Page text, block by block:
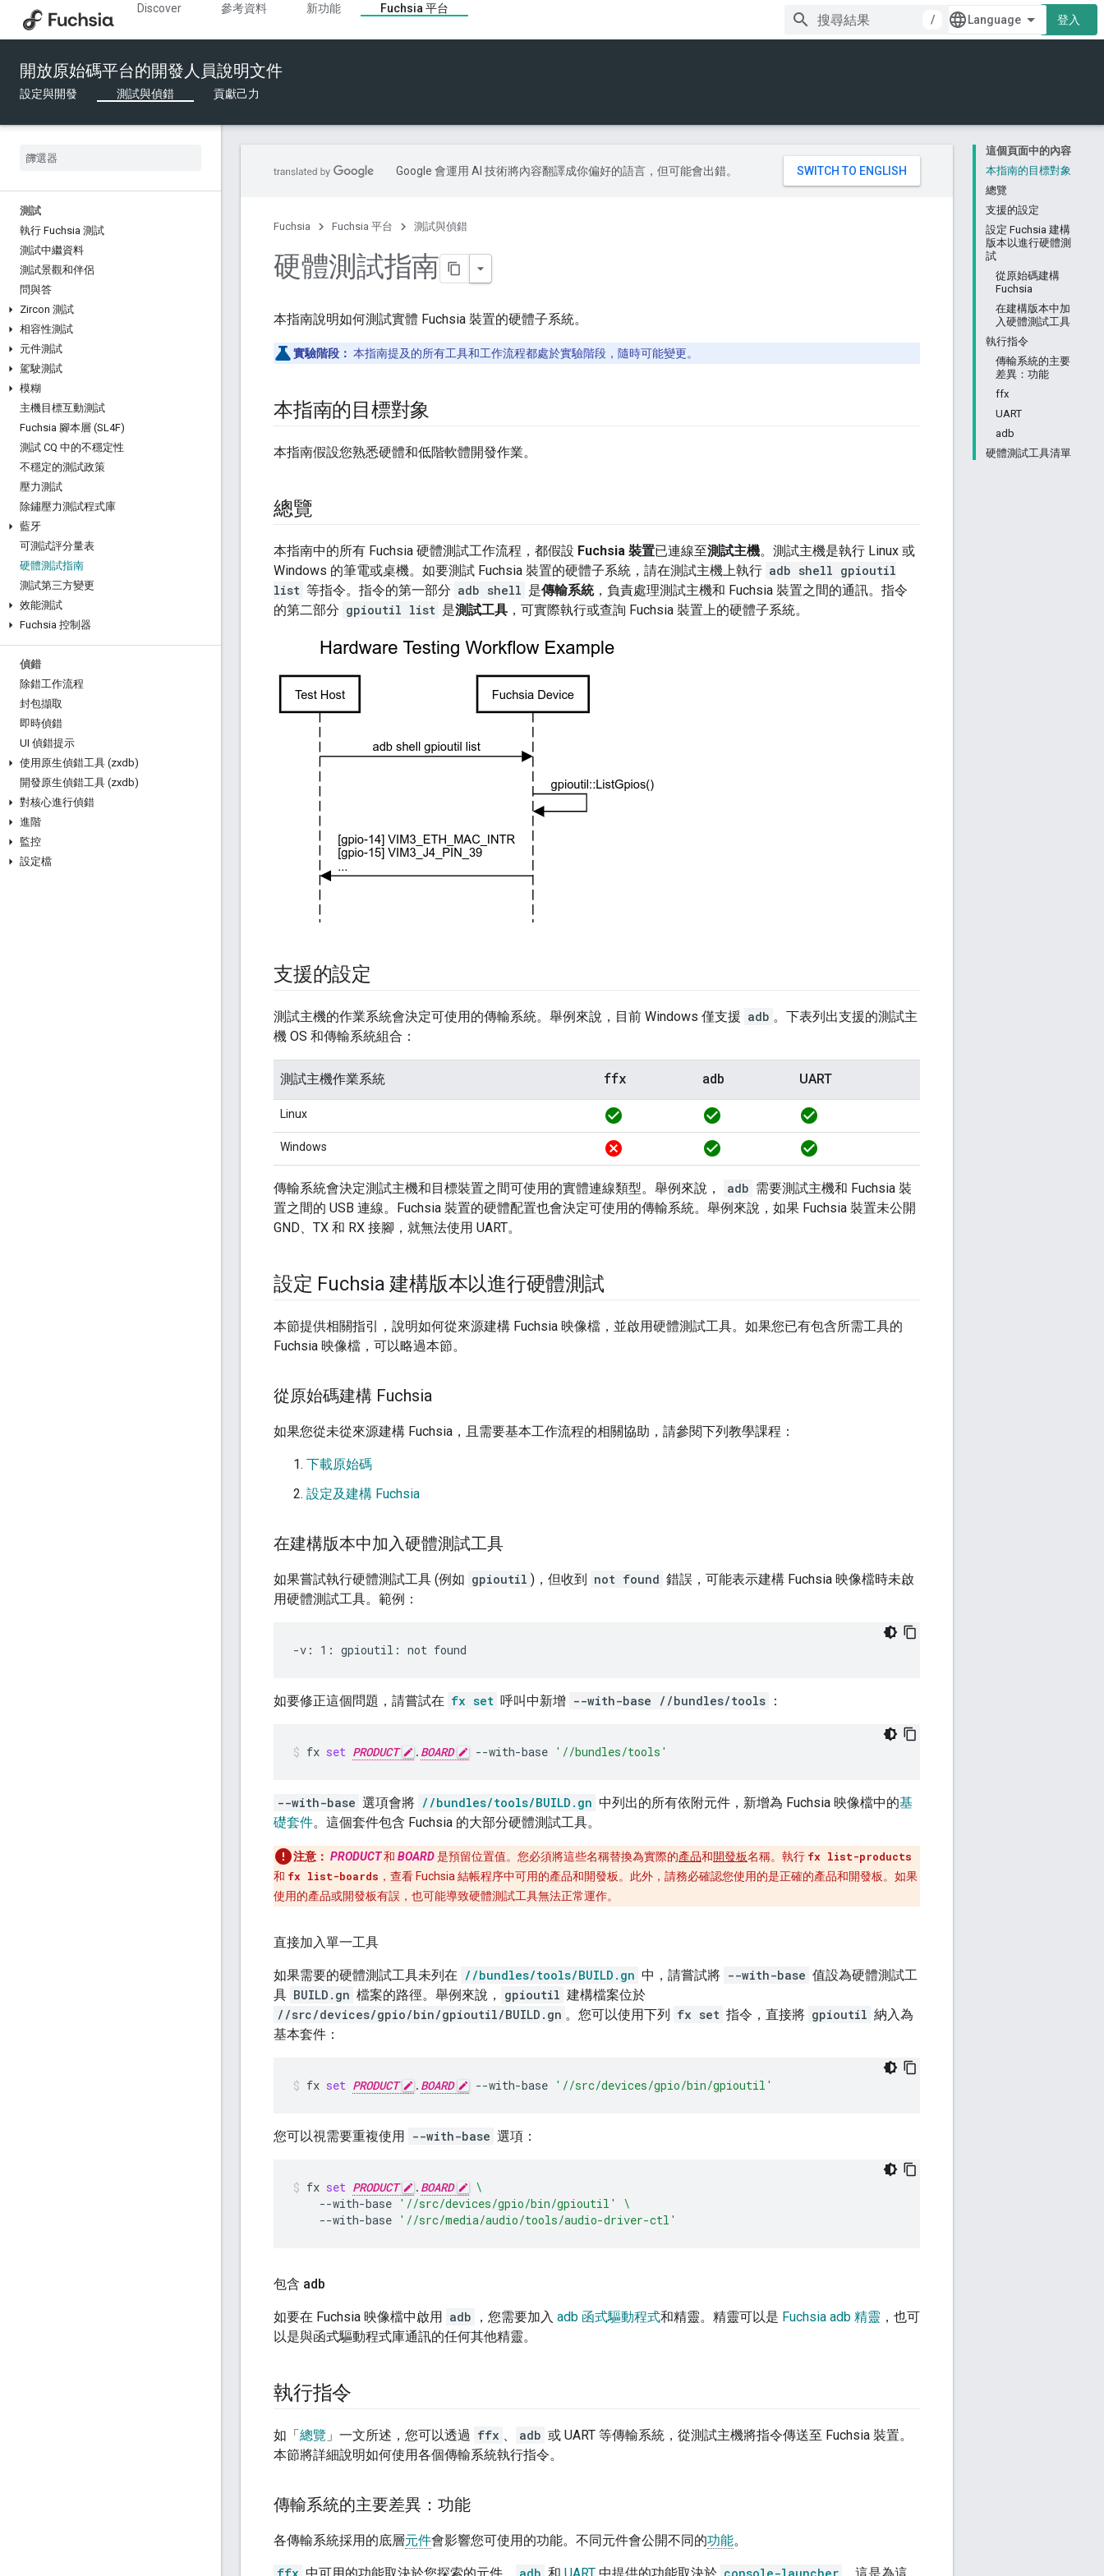
Discover 參考資料 新功能
Fuchsia 平台
/
登入
開放原始碼平台的開發人員說明文件
設定與開發 測試與偵錯 貢獻己力
測試
執行 Fuchsia 測試
測試中繼資料
測試景觀和伴侶
問與答
Zircon 測試
相容性測試
元件測試
駕駛測試
模糊
主機目標互動測試
Fuchsia 腳本層 (SL4F)
測試 CQ 中的不穩定性
不穩定的測試政策
壓力測試
除鏽壓力測試程式庫
藍牙
可測試評分量表
硬體測試指南
測試第三方變更
效能測試
Fuchsia 控制器
偵錯
除錯工作流程
封包擷取
即時偵錯
UI 偵錯提示
使用原生偵錯工具 (zxdb)
開發原生偵錯工具 (zxdb)
對核心進行偵錯
進階
監控
設定檔
這個頁面中的內容
本指南的目標對象
總覽
支援的設定
設定 Fuchsia 建構
版本以進行硬體測
試
從原始碼建構
Fuchsia
在建構版本中加
入硬體測試工具
執行指令
傳輸系統的主要
差異：功能
ffx
UART
adb
硬體測試工具清單
Google 會運用 AI 技術將內容翻譯成你偏好的語言，但可能會出錯。
Fuchsia Fuchsia 平台 測試與偵錯
硬體測試指南
本指南說明如何測試實體 Fuchsia 裝置的硬體子系統。
實驗階段： 本指南提及的所有工具和工作流程都處於實驗階段，隨時可能變更。
本指南的目標對象
本指南假設您熟悉硬體和低階軟體開發作業。
總覽
本指南中的所有 Fuchsia 硬體測試工作流程，都假設 Fuchsia 裝置已連線至測試主機。測試主機是執行 Linux 或
Windows 的筆電或桌機。如要測試 Fuchsia 裝置的硬體子系統，請在測試主機上執行 adb shell gpioutil
list 等指令。指令的第一部分 adb shell 是傳輸系統，負責處理測試主機和 Fuchsia 裝置之間的通訊。指令
的第二部分 gpioutil list 是測試工具 ，可實際執行或查詢 Fuchsia 裝置上的硬體子系統。
支援的設定
測試主機的作業系統會決定可使用的傳輸系統。舉例來說，目前 Windows 僅支援 adb 。下表列出支援的測試主
機 OS 和傳輸系統組合：
測試主機作業系統 ffx adb UART
Linux check_circle check_circle check_circle
Windows cancel check_circle check_circle
傳輸系統會決定測試主機和目標裝置之間可使用的實體連線類型。舉例來說， adb 需要測試主機和 Fuchsia 裝
置之間的 USB 連線。Fuchsia 裝置的硬體配置也會決定可使用的傳輸系統。舉例來說，如果 Fuchsia 裝置未公開
GND、TX 和 RX 接腳，就無法使用 UART。
設定 Fuchsia 建構版本以進行硬體測試
本節提供相關指引，說明如何從來源建構 Fuchsia 映像檔，並啟用硬體測試工具。如果您已有包含所需工具的
Fuchsia 映像檔，可以略過本節。
從原始碼建構 Fuchsia
如果您從未從來源建構 Fuchsia，且需要基本工作流程的相關協助，請參閱下列教學課程：
下載原始碼
設定及建構 Fuchsia
在建構版本中加入硬體測試工具
如果嘗試執行硬體測試工具 (例如 gpioutil )，但收到 not found 錯誤，可能表示建構 Fuchsia 映像檔時未啟
用硬體測試工具。範例：
如要修正這個問題，請嘗試在 fx set 呼叫中新增 --with-base //bundles/tools ：
fx set PRODUCT . BOARD --with-base '//bundles/tools'
--with-base 選項會將 //bundles/tools/BUILD.gn 中列出的所有依附元件，新增為 Fuchsia 映像檔中的基
礎套件。這個套件包含 Fuchsia 的大部分硬體測試工具。
注意： PRODUCT和 BOARD是預留位置值。您必須將這些名稱替換為實際的產品和開發板名稱。執行 fx list-products
和 fx list-boards ，查看 Fuchsia 結帳程序中可用的產品和開發板。此外，請務必確認您使用的是正確的產品和開發板。如果
使用的產品或開發板有誤，也可能導致硬體測試工具無法正常運作。
直接加入單一工具
如果需要的硬體測試工具未列在 //bundles/tools/BUILD.gn 中，請嘗試將 --with-base 值設為硬體測試工
具 BUILD.gn 檔案的路徑。舉例來說， gpioutil 建構檔案位於
//src/devices/gpio/bin/gpioutil/BUILD.gn 。您可以使用下列 fx set 指令，直接將 gpioutil 納入為
基本套件：
fx set PRODUCT . BOARD --with-base '//src/devices/gpio/bin/gpioutil'
您可以視需要重複使用 --with-base 選項：
fx set PRODUCT . BOARD
\
--with-base '//src/devices/gpio/bin/gpioutil'
\
--with-base '//src/media/audio/tools/audio-driver-ctl'
包含 adb
如要在 Fuchsia 映像檔中啟用 adb ，您需要加入 adb 函式驅動程式和精靈。精靈可以是 Fuchsia adb 精靈 ，也可
以是與函式驅動程式庫通訊的任何其他精靈。
執行指令
如「總覽 」一文所述，您可以透過 ffx 、 adb 或 UART 等傳輸系統，從測試主機將指令傳送至 Fuchsia 裝置。
本節將詳細說明如何使用各個傳輸系統執行指令。
傳輸系統的主要差異：功能
各傳輸系統採用的底層元件會影響您可使用的功能。不同元件會公開不同的功能。